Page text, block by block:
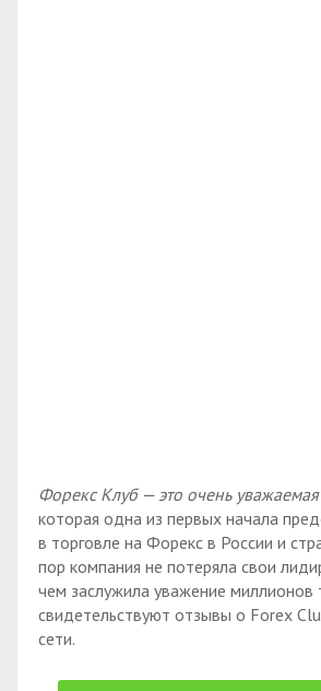
Форекс Клуб — это очень
которая одна из первых начала
в торговле на Форекс в России и
пор компания не потеряла свои
чем заслужила уважение миллионов
свидетельствуют отзывы о Forex
сети.